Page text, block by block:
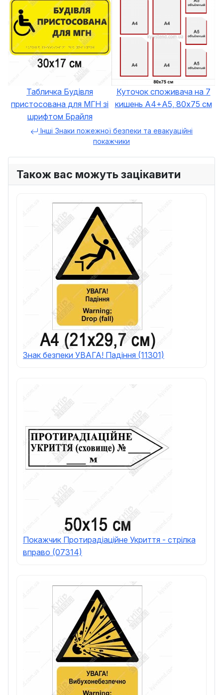
Табличка Будівля
пристосована для МГН зі
шрифтом Брайля
Куточок споживача на 7
кишень А4+А5, 80x75 см
Інші Знаки пожежної безпеки та евакуаційні
покажчики
Також вас можуть зацікавити
Знак безпеки УВАГА! Падіння (11301)
Покажчик Протирадіаційне Укриття - стрілка
вправо (07314)